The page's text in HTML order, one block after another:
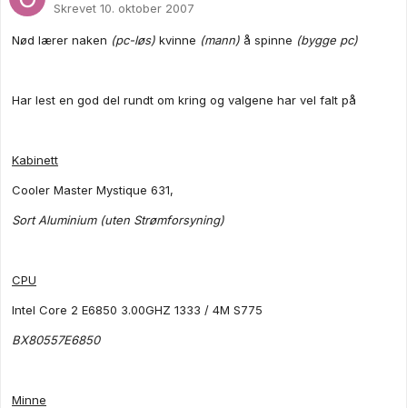
Skrevet 10. oktober 2007
Nød lærer naken (pc-løs) kvinne (mann) å spinne (bygge pc)
Har lest en god del rundt om kring og valgene har vel falt på
Kabinett
Cooler Master Mystique 631,
Sort Aluminium (uten Strømforsyning)
CPU
Intel Core 2 E6850 3.00GHZ 1333 / 4M S775
BX80557E6850
Minne